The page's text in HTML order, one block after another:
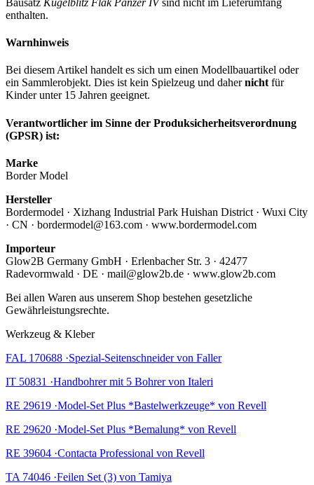
enthalten.
Warnhinweis
Bei diesem Artikel handelt es sich um einen Modellbauartikel oder
ein Sammlerobjekt. Dies ist kein Spielzeug und dahernicht für
Kinder unter 15 Jahren geeignet.
Verantwortlicher im Sinne der Produksicherheitsverordnung
(GPSR) ist:
Marke
Border Model
Hersteller
Bordermodel · Xizhang Industrial Park Huishan District · Wuxi City
· CN · bordermodel@163.com · www.bordermodel.com
Importeur
Glow2B Germany GmbH · Erlenbacher Str. 3 · 42477
Radevormwald · DE · mail@glow2b.de · www.glow2b.com
Bei allen Waren aus unserem Shop bestehen gesetzliche
Gewährleistungsrechte.
Werkzeug & Kleber
FAL 170688 ·Spezial-Seitenschneider von Faller
IT 50831 ·Handbohrer mit 5 Bohrer von Italeri
RE 29619 ·Model-Set Plus *Bastelwerkzeuge* von Revell
RE 29620 ·Model-Set Plus *Bemalung* von Revell
RE 39604 ·Contacta Professional von Revell
TA 74046 ·Feilen Set (3) von Tamiya